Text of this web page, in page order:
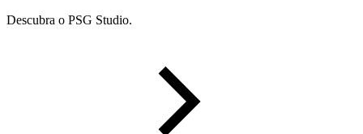
Descubra o PSG Studio.